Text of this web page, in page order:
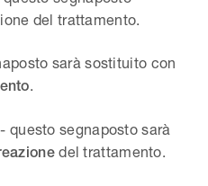
del trattamento.
sarà sostituito con
.
- questo segnaposto sarà
del trattamento.